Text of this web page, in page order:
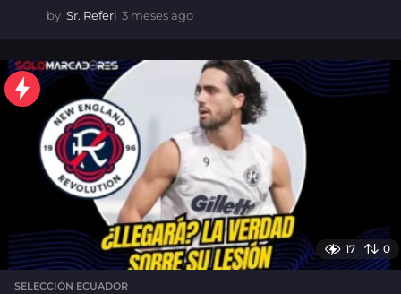
by Sr. Referi 3 meses ago
e
s
a
g
o
17 0
SELECCIÓN ECUADOR